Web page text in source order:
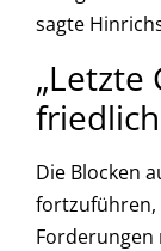
sagte
„Letzte
Die Blocken
fortzuführen,
Forderungen